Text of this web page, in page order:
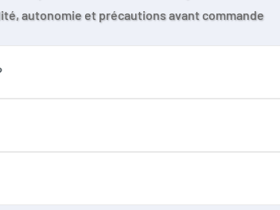
autonomie et précautions avant commande